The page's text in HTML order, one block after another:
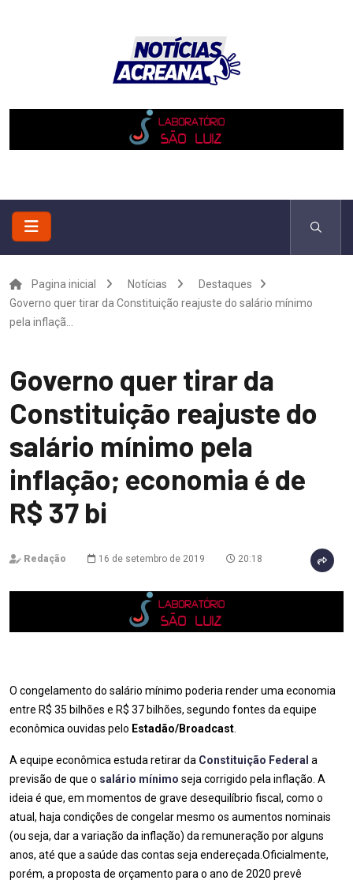
Pagina inicial Notícias
Destaques
Governo quer tirar da Constituição reajuste do salário mínimo
pela inflaçã...
Governo quer tirar da
Constituição reajuste do
salário mínimo pela
inflação; economia é de
R$ 37 bi
Redação 16 de setembro de 2019 20:18
O congelamento do salário mínimo poderia render uma economia
entre R$ 35 bilhões e R$ 37 bilhões, segundo fontes da equipe
econômica ouvidas pelo Estadão/Broadcast
A equipe econômica estuda retirar da Constituição Federal a
previsão de que o salário mínimo seja corrigido pela inflação. A
ideia é que, em momentos de grave desequilíbrio fiscal, como o
atual, haja condições de congelar mesmo os aumentos nominais
(ou seja, dar a variação da inflação) da remuneração por alguns
anos, até que a saúde das contas seja endereçada.Oficialmente,
porém, a proposta de orçamento para o ano de 2020 prevê